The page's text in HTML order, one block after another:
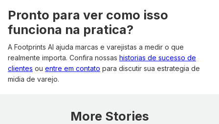
Pronto para ver como isso
funciona na pratica?
A Footprints AI ajuda marcas e varejistas a medir o que
realmente importa. Confira nossas historias de sucesso de
clientes ou entre em contato para discutir sua estrategia de
midia de varejo.
More Stories